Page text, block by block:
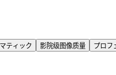
ティック 影院级图像质量 プロフ